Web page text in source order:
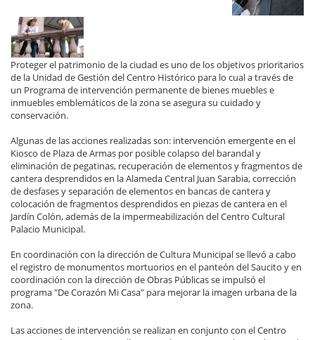
Proteger el patrimonio de la ciudad es uno de los objetivos prioritarios
de la Unidad de Gestión del Centro Histórico para lo cual a través de
un Programa de intervención permanente de bienes muebles e
inmuebles emblemáticos de la zona se asegura su cuidado y
conservación.
Algunas de las acciones realizadas son: intervención emergente en el
Kiosco de Plaza de Armas por posible colapso del barandal y
eliminación de pegatinas, recuperación de elementos y fragmentos de
cantera desprendidos en la Alameda Central Juan Sarabia, corrección
de desfases y separación de elementos en bancas de cantera y
colocación de fragmentos desprendidos en piezas de cantera en el
Jardín Colón, además de la impermeabilización del Centro Cultural
Palacio Municipal.
En coordinación con la dirección de Cultura Municipal se llevó a cabo
el registro de monumentos mortuorios en el panteón del Saucito y en
coordinación con la dirección de Obras Públicas se impulsó el
programa "De Corazón Mi Casa" para mejorar la imagen urbana de la
zona.
Las acciones de intervención se realizan en conjunto con el Centro